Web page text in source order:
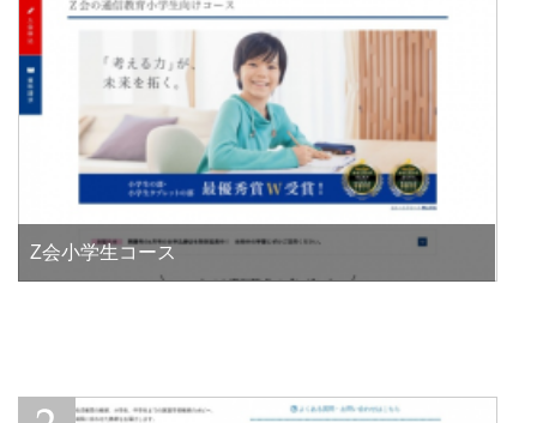
Z会小学生コース